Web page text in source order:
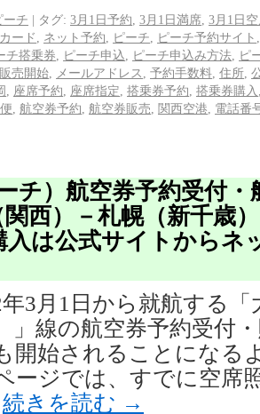
ーチ | タグ: 3月1日予約 3月1日満席 3月1日
ード ネット予約 ピーチ ピーチ予約サイト
チ搭乗券 ピーチ申込 ピーチ申込み方法
ピ
売開始 メールアドレス 予約手数料 住所
座席予約 座席指定 搭乗券予約 搭乗券購入
航空券予約 航空券販売 関西空港
電話番
チ）航空券予約受付・
西）－札幌（新千歳
入は公式サイトからネ
年3月1日から就航する
」線の航空券予約受付
開始されることになる
ージでは、すでに空席
続きを読む →